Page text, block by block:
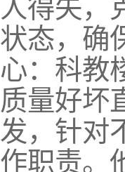
人得失，
状态，确
心：科教
质量好坏
发，针对
作职责。